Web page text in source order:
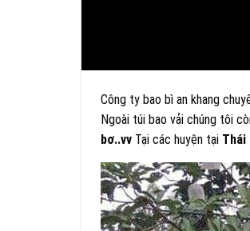
Công ty bao bì an khang
Ngoài túi bao vải chúng tôi
bơ..vv Tại các huyện tại Thái